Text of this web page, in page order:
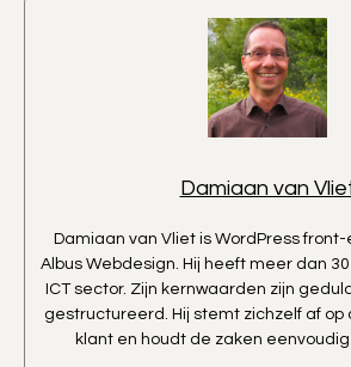
Damiaan van
Damiaan van Vliet is WordPress
Albus Webdesign. Hij heeft meer dan
ICT sector. Zijn kernwaarden zijn
gestructureerd. Hij stemt zichzelf af op
klant en houdt de zaken eenvoudig